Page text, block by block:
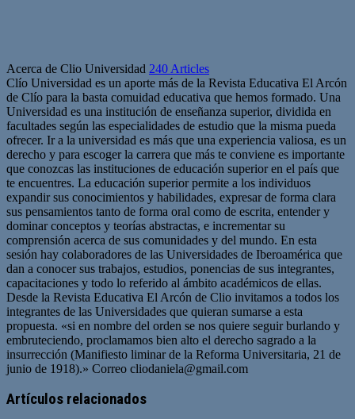
Acerca de Clio Universidad 240 Articles
Clío Universidad es un aporte más de la Revista Educativa El Arcón
de Clío para la basta comuidad educativa que hemos formado. Una
Universidad es una institución de enseñanza superior, dividida en
facultades según las especialidades de estudio que la misma pueda
ofrecer. Ir a la universidad es más que una experiencia valiosa, es un
derecho y para escoger la carrera que más te conviene es importante
que conozcas las instituciones de educación superior en el país que
te encuentres. La educación superior permite a los individuos
expandir sus conocimientos y habilidades, expresar de forma clara
sus pensamientos tanto de forma oral como de escrita, entender y
dominar conceptos y teorías abstractas, e incrementar su
comprensión acerca de sus comunidades y del mundo. En esta
sesión hay colaboradores de las Universidades de Iberoamérica que
dan a conocer sus trabajos, estudios, ponencias de sus integrantes,
capacitaciones y todo lo referido al ámbito académicos de ellas.
Desde la Revista Educativa El Arcón de Clio invitamos a todos los
integrantes de las Universidades que quieran sumarse a esta
propuesta. «si en nombre del orden se nos quiere seguir burlando y
embruteciendo, proclamamos bien alto el derecho sagrado a la
insurrección (Manifiesto liminar de la Reforma Universitaria, 21 de
junio de 1918).» Correo cliodaniela@gmail.com
Artículos relacionados